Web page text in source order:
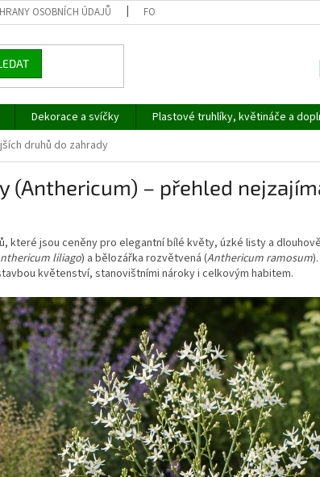
OSOBNÍCH ÚDAJŮ FORMULÁŘ PRO UPLATNĚNÍ REKLAMACE
Dekorace a svíčky Plastové truhlíky, květináče a
druhů do zahrady
(Anthericum) – přehled
které jsou ceněny pro elegantní bílé květy, úzké listy a
liliago) a bělozářka rozvětvená (Anthericum ramosum
květenství, stanovištními nároky i celkovým habitem.